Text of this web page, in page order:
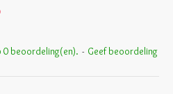
0 beoordeling(en). - Geef beoordeling